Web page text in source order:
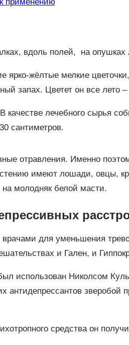
вдоль полей, на опушках
ярко-жёлтые мелкие
запах. Цветет он все лето
качестве лечебного сырья
сантиметров.
отравления. Именно
имеют лошади, овцы,
на молодняк белой масти.
для уменьшения
и Гален, и
использован Николсом
антидепрессантов зверобой
средства он